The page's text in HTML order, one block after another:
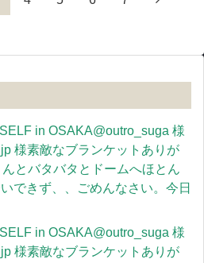
in OSAKA@outro_suga 様
様素敵なブランケットありが
とバタバタとドームへほとん
できず、、ごめんなさい。今日
in OSAKA@outro_suga 様
様素敵なブランケットありが